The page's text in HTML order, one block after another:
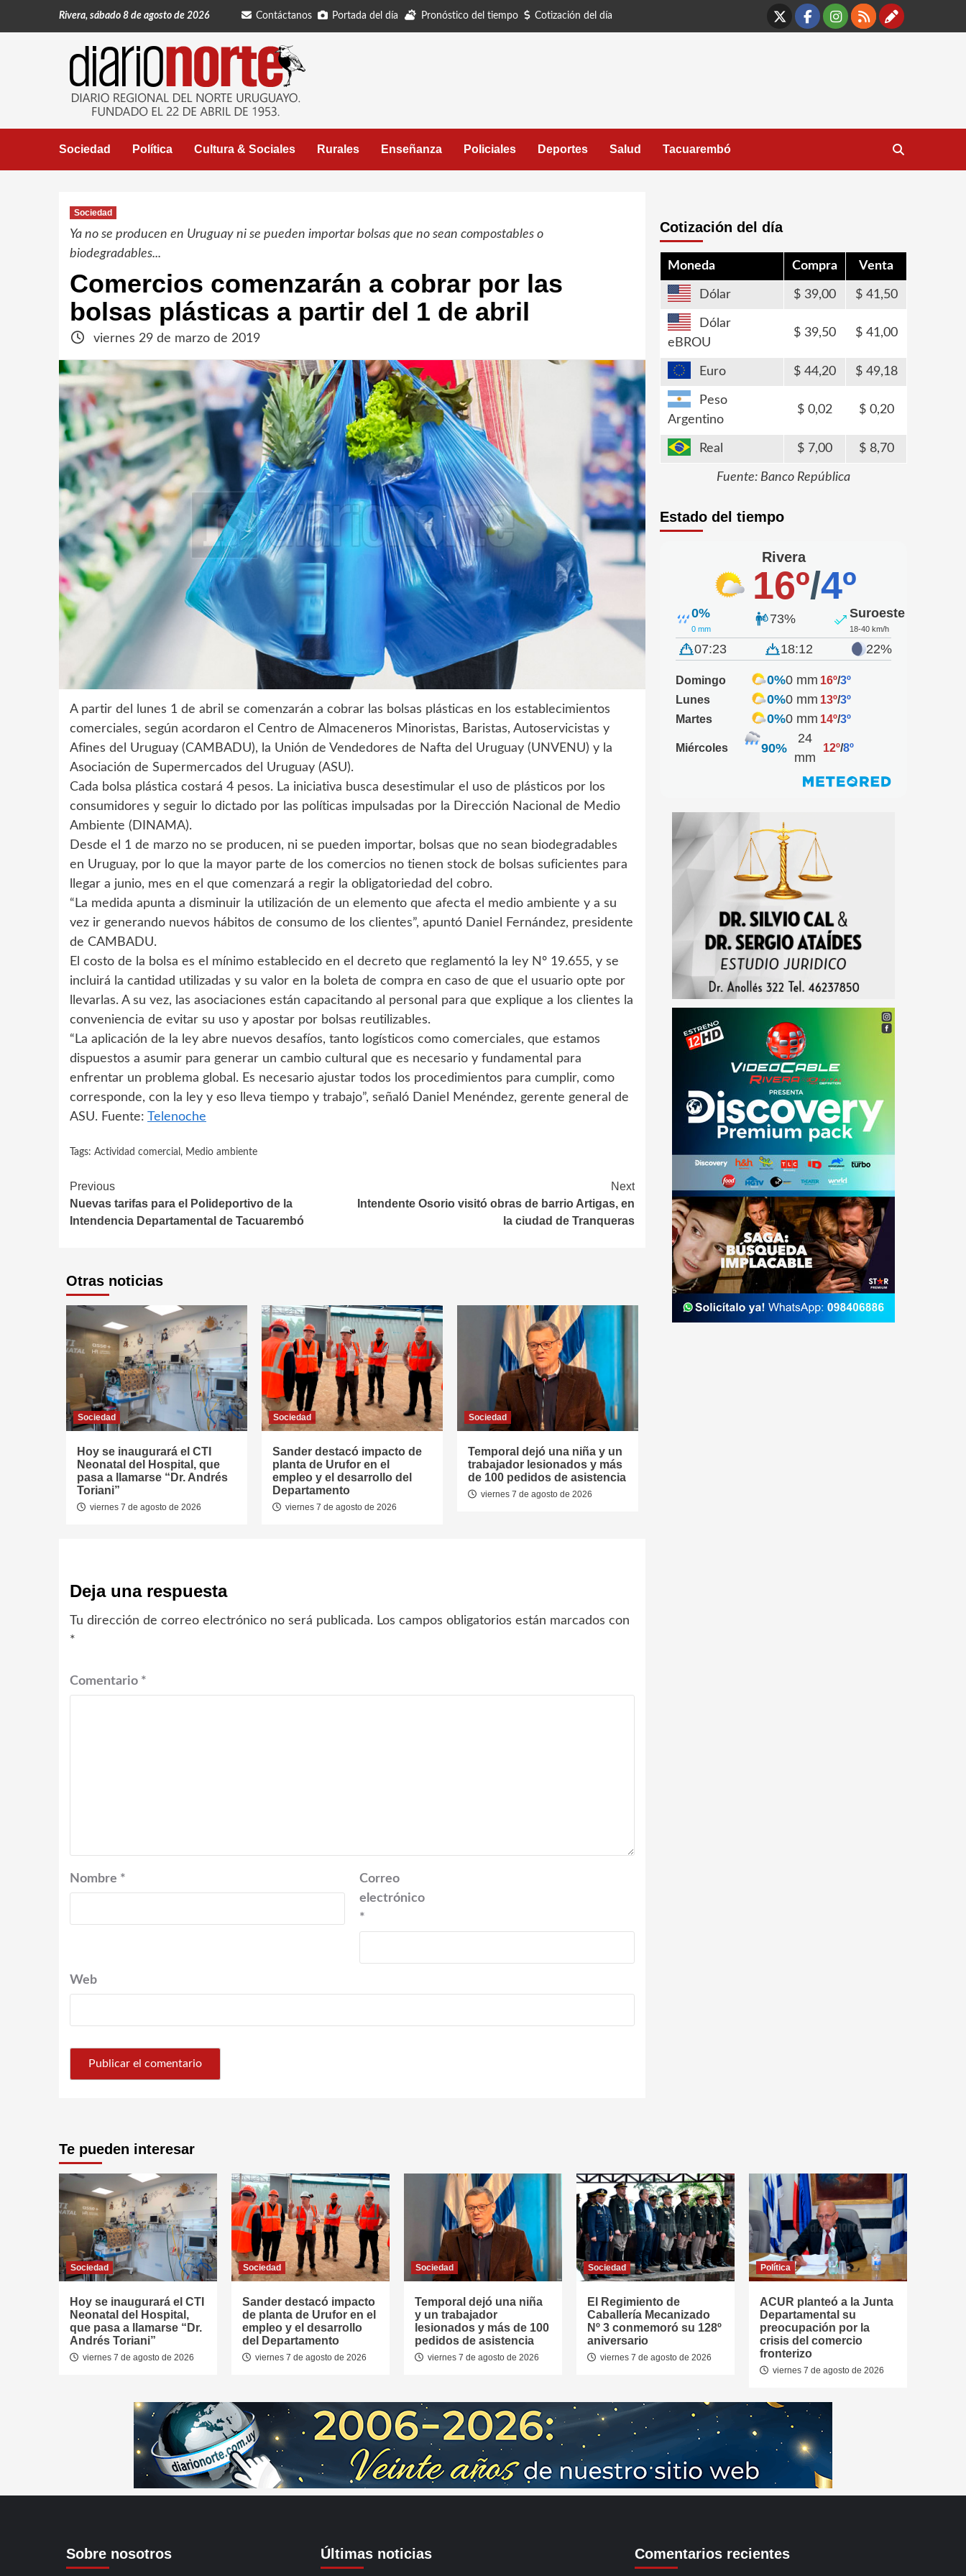
Rivera, sábado 8 de agosto de 2026 Contáctanos Portada del día Pronóstico del tiempo Cotización del día
X Facebook
Instagram
RSS
Sociedad Política Cultura & Sociales Rurales Enseñanza Policiales Deportes Salud Tacuarembó
Sociedad
Ya no se producen en Uruguay ni se pueden importar bolsas que no sean compostables o
biodegradables...
Comercios comenzarán a cobrar por las
bolsas plásticas a partir del 1 de abril
viernes 29 de marzo de 2019
A partir del lunes 1 de abril se comenzarán a cobrar las bolsas plásticas en los establecimientos
comerciales, según acordaron el Centro de Almaceneros Minoristas, Baristas, Autoservicistas y
Afines del Uruguay (CAMBADU), la Unión de Vendedores de Nafta del Uruguay (UNVENU) y la
Asociación de Supermercados del Uruguay (ASU).
Cada bolsa plástica costará 4 pesos. La iniciativa busca desestimular el uso de plásticos por los
consumidores y seguir lo dictado por las políticas impulsadas por la Dirección Nacional de Medio
Ambiente (DINAMA).
Desde el 1 de marzo no se producen, ni se pueden importar, bolsas que no sean biodegradables
en Uruguay, por lo que la mayor parte de los comercios no tienen stock de bolsas suficientes para
llegar a junio, mes en el que comenzará a regir la obligatoriedad del cobro.
“La medida apunta a disminuir la utilización de un elemento que afecta el medio ambiente y a su
vez ir generando nuevos hábitos de consumo de los clientes”, apuntó Daniel Fernández, presidente
de CAMBADU.
El costo de la bolsa es el mínimo establecido en el decreto que reglamentó la ley Nº 19.655, y se
incluirá la cantidad utilizadas y su valor en la boleta de compra en caso de que el usuario opte por
llevarlas. A su vez, las asociaciones están capacitando al personal para que explique a los clientes la
conveniencia de evitar su uso y apostar por bolsas reutilizables.
“La aplicación de la ley abre nuevos desafíos, tanto logísticos como comerciales, que estamos
dispuestos a asumir para generar un cambio cultural que es necesario y fundamental para
enfrentar un problema global. Es necesario ajustar todos los procedimientos para cumplir, como
corresponde, con la ley y eso lleva tiempo y trabajo”, señaló Daniel Menéndez, gerente general de
ASU. Fuente: Telenoche
Tags: Actividad comercial , Medio ambiente
Continue
Reading
Previous
Nuevas tarifas para el Polideportivo de la
Intendencia Departamental de Tacuarembó
Next
Intendente Osorio visitó obras de barrio Artigas, en
la ciudad de Tranqueras
Otras noticias
Sociedad
Hoy se inaugurará el CTI
Neonatal del Hospital, que
pasa a llamarse “Dr. Andrés
Toriani”
viernes 7 de agosto de 2026
Sociedad
Sander destacó impacto de
planta de Urufor en el
empleo y el desarrollo del
Departamento
viernes 7 de agosto de 2026
Sociedad
Temporal dejó una niña y un
trabajador lesionados y más
de 100 pedidos de asistencia
viernes 7 de agosto de 2026
Deja una respuesta
Tu dirección de correo electrónico no será publicada. Los campos obligatorios están marcados con
*
Comentario *
Nombre *
Correo
electrónico
*
Web
Cotización del día
Moneda Compra Venta
Dólar 39,00 41,50
Dólar
eBROU
39,50 41,00
Euro 44,20 49,18
Peso
Argentino
0,02 0,20
Real 7,00 8,70
Fuente: Banco República
Estado del tiempo
Rivera
16º/4º
0%
0 mm
73% Suroeste
18-40 km/h
07:23 18:12 22%
Domingo 0%0 mm 16º/3º
Lunes
0%0 mm 13º/3º
Martes
0%0 mm 14º/3º
Miércoles 90%
24
mm
12º/8º
Te pueden interesar
Sociedad
Hoy se inaugurará el CTI
Neonatal del Hospital,
que pasa a llamarse “Dr.
Andrés Toriani”
viernes 7 de agosto de 2026
Sociedad
Sander destacó impacto
de planta de Urufor en el
empleo y el desarrollo
del Departamento
viernes 7 de agosto de 2026
Sociedad
Temporal dejó una niña
y un trabajador
lesionados y más de 100
pedidos de asistencia
viernes 7 de agosto de 2026
Sociedad
El Regimiento de
Caballería Mecanizado
Nº 3 conmemoró su 128º
aniversario
viernes 7 de agosto de 2026
Política
ACUR planteó a la Junta
Departamental su
preocupación por la
crisis del comercio
fronterizo
viernes 7 de agosto de 2026
Sobre nosotros Últimas noticias Comentarios recientes